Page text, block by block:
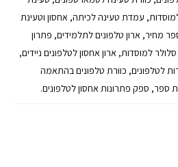
עמדת טעינה לכיתה, אחסון וטעינת
מחיר, ארון טלפונים לתלמידים, פתרון
למוסדות, ארון אחסון לטלפונים ניידים,
לטלפונים, כוורת טלפונים בהתאמה
ספר, ספק פתרונות אחסון לטלפונים.